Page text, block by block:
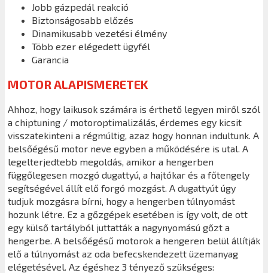
Jobb gázpedál reakció
Biztonságosabb előzés
Dinamikusabb vezetési élmény
Több ezer elégedett ügyfél
Garancia
MOTOR ALAPISMERETEK
Ahhoz, hogy laikusok számára is érthető legyen miről szól
a chiptuning / motoroptimalizálás, érdemes egy kicsit
visszatekinteni a régmúltig, azaz hogy honnan indultunk. A
belsőégésű motor neve egyben a működésére is utal. A
legelterjedtebb megoldás, amikor a hengerben
függőlegesen mozgó dugattyú, a hajtókar és a főtengely
segítségével állít elő forgó mozgást. A dugattyút úgy
tudjuk mozgásra bírni, hogy a hengerben túlnyomást
hozunk létre. Ez a gőzgépek esetében is így volt, de ott
egy külső tartályból juttatták a nagynyomású gőzt a
hengerbe. A belsőégésű motorok a hengeren belül állítják
elő a túlnyomást az oda befecskendezett üzemanyag
elégetésével. Az égéshez 3 tényező szükséges: